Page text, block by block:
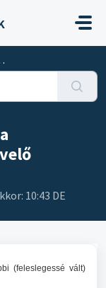
10:43 DE
(feleslegessé vált)